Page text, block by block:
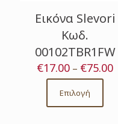
Εικόνα Slevori
Κωδ.
00102TBR1FW
€17.00 – €75.00
Επιλογή
This
product